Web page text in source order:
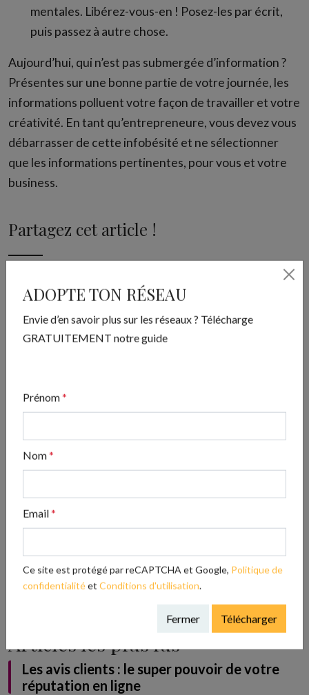
ADOPTE TON RÉSEAU
Envie d’en savoir plus sur les réseaux ? Télécharge
GRATUITEMENT notre guide
Prénom*
Nom*
Email*
Ce site est protégé par reCAPTCHA et Google, Politique de
confidentialitéet Conditions d'utilisation.
Fermer Télécharger
mentales. Libérez-vous-en ! Posez-les par écrit,
puis passez à autre chose.
Aujourd’hui, qui n’est pas submergée d’information ?
Présentes sur une bonne partie de votre journée, les
informations polluent votre façon de travailler et votre
créativité. En tant qu’entrepreneure, vous devez vous
débarrasser de cette infobésité et ne sélectionner
que les informations pertinentes, pour vous et votre
business.
Partagez cet article !
Envie d’en savoir plus sur les réseaux ? Télécharge
GRATUITEMENT notre guide
Articles les plus lus
Les avis clients : le super pouvoir de votre
réputation en ligne